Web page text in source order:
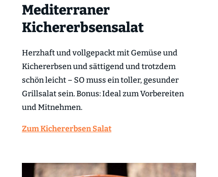
Mediterraner
Kichererbsensalat
Herzhaft und vollgepackt mit Gemüse und
Kichererbsen und sättigend und trotzdem
schön leicht – SO muss ein toller, gesunder
Grillsalat sein. Bonus: Ideal zum Vorbereiten
und Mitnehmen.
Zum Kichererbsen Salat